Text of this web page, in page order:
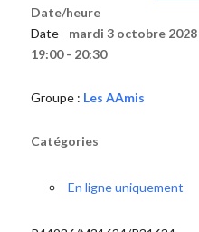
Date/heure
Date - mardi 3 octobre 2028
19:00 - 20:30
Groupe : Les AAmis
Catégories
En ligne uniquement